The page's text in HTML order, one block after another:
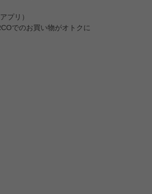
プリ）
でのお買い物がオトクに